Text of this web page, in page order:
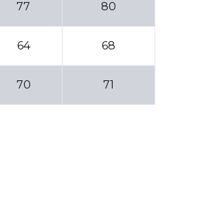
77 80
64 68
70 71